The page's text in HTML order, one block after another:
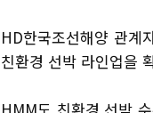
HD한국조선해양 관계
친환경 선박 라인업을